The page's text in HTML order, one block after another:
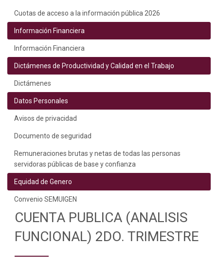
Cuotas de acceso a la información pública 2026
Información Financiera
Información Financiera
Dictámenes de Productividad y Calidad en el Trabajo
Dictámenes
Datos Personales
Avisos de privacidad
Documento de seguridad
Remuneraciones brutas y netas de todas las personas
servidoras públicas de base y confianza
Equidad de Genero
Convenio SEMUIGEN
CUENTA PUBLICA (ANALISIS
FUNCIONAL) 2DO. TRIMESTRE